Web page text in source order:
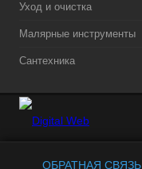
Уход и очистка
Малярные инструменты
Сантехника
ОБРАТНАЯ СВЯЗЬ